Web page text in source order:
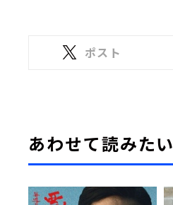
ポスト
あわせて読みたい